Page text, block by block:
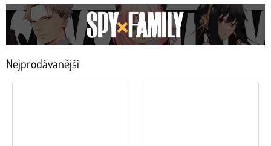
Nejprodávanější